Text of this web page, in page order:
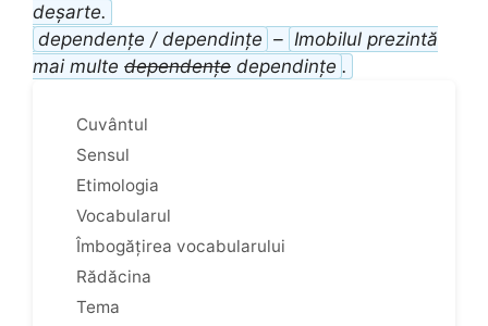
deșarte.
dependențe / dependințe – Imobilul prezintă
mai multe dependențe dependințe .
Cuvântul
Sensul
Etimologia
Vocabularul
Îmbogățirea vocabularului
Rădăcina
Tema